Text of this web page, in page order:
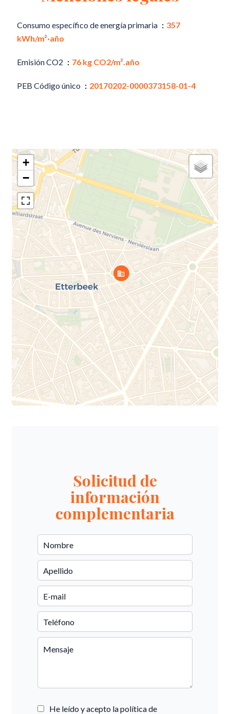
Consumo específico de energía primaria
357
kWh/m²·año
Emisión CO2 76 kg CO2/m².año
PEB Código único 20170202-0000373158-01-4
+
−
Solicitud de
información
complementaria
He leído y acepto la política de